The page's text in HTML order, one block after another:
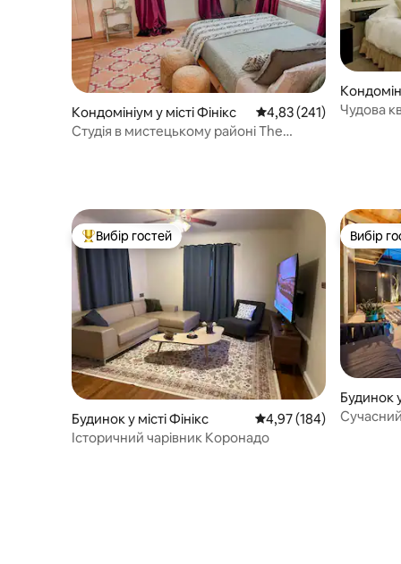
Кондомініум у місті Фінікс Середня оцінка: 4,83 з
4,83 (241)
Студія в мистецькому районі The
Чудова
Топ вибір гостей
Вибір гостей
Будинок у місті Фінікс Середня оцінка: 4,97 з
4,97 (184)
Історичний чарівник Коронадо
Вибір
Вибір
Будинок
Сучасний